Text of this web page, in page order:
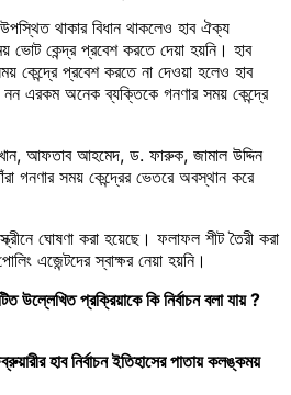
থাকার বিধান থাকলেও হাব ঐক্য
ভোট কেন্দ্র প্রবেশ করতে দেয়া হয়নি। হাব
কেন্দ্রে প্রবেশ করতে না দেওয়া হলেও হাব
নন এরকম অনেক ব্যক্তিকে গনণার সময় কেন্দ্রে
খান, আফতাব আহমেদ, ড. ফারুক, জামাল উদ্দিন
গনণার সময় কেন্দ্রের ভেতরে অবস্থান করে
ঘোষণা করা হয়েছে। ফলাফল শীট তৈরী করা
এজেন্টদের স্বাক্ষর নেয়া হয়নি।
উল্লেখিত প্রক্রিয়াকে কি নির্বাচন বলা যায় ?
হাব নির্বাচন ইতিহাসের পাতায় কলঙ্কময়